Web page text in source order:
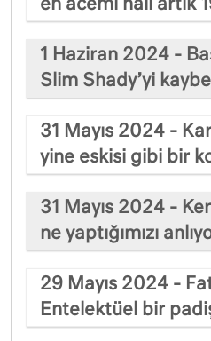
en acemi hali artık
1 Haziran 2024 -
Slim Shady’yi
31 Mayıs 2024 -
yine eskisi gibi bir
31 Mayıs 2024 -
ne yaptığımızı
29 Mayıs 2024 -
Entelektüel bir